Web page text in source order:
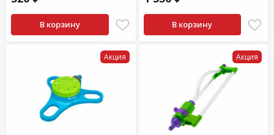
В корзину В корзину
Акция Акция